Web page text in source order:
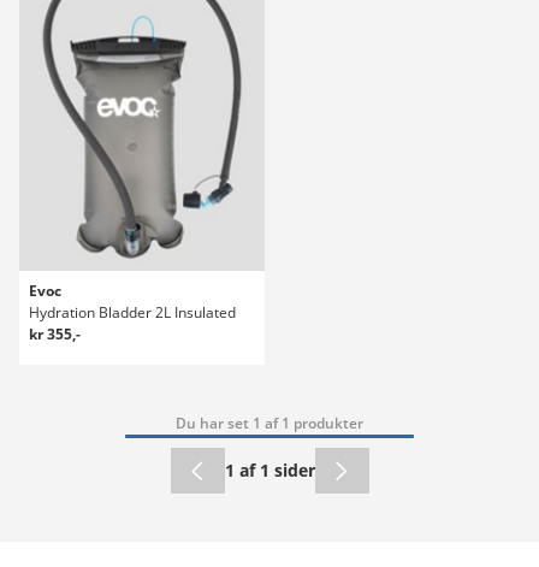
Evoc
Hydration Bladder 2L Insulated
kr 355,-
Du har set 1 af 1 produkter
1 af 1 sider